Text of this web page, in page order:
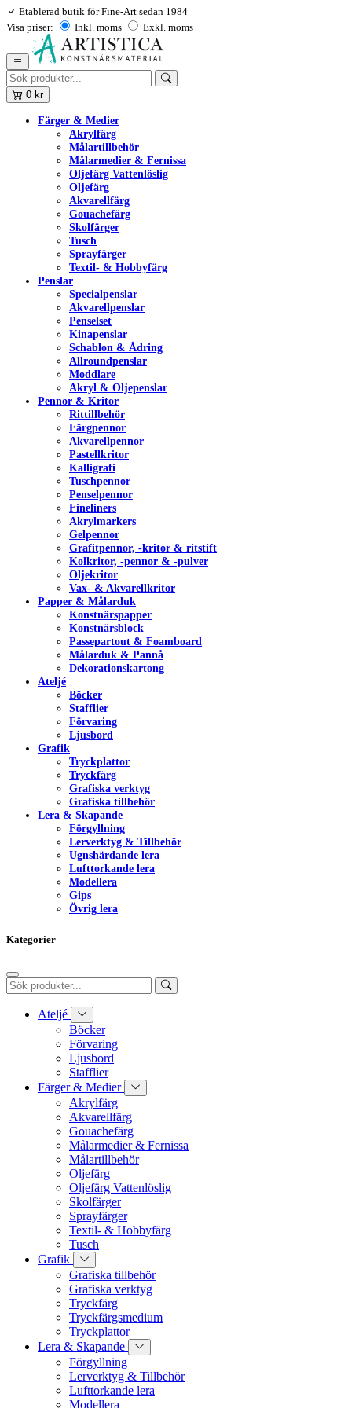
Etablerad butik för Fine-Art sedan 1984
Visa priser:
Inkl. moms Exkl. moms
0 kr
Färger & Medier
Akrylfärg
Målartillbehör
Målarmedier & Fernissa
Oljefärg Vattenlöslig
Oljefärg
Akvarellfärg
Gouachefärg
Skolfärger
Tusch
Sprayfärger
Textil- & Hobbyfärg
Penslar
Specialpenslar
Akvarellpenslar
Penselset
Kinapenslar
Schablon & Ådring
Allroundpenslar
Moddlare
Akryl & Oljepenslar
Pennor & Kritor
Rittillbehör
Färgpennor
Akvarellpennor
Pastellkritor
Kalligrafi
Tuschpennor
Penselpennor
Fineliners
Akrylmarkers
Gelpennor
Grafitpennor, -kritor & ritstift
Kolkritor, -pennor & -pulver
Oljekritor
Vax- & Akvarellkritor
Papper & Målarduk
Konstnärspapper
Konstnärsblock
Passepartout & Foamboard
Målarduk & Pannå
Dekorationskartong
Ateljé
Böcker
Stafflier
Förvaring
Ljusbord
Grafik
Tryckplattor
Tryckfärg
Grafiska verktyg
Grafiska tillbehör
Lera & Skapande
Förgyllning
Lerverktyg & Tillbehör
Ugnshärdande lera
Lufttorkande lera
Modellera
Gips
Övrig lera
Kategorier
Ateljé
Böcker
Förvaring
Ljusbord
Stafflier
Färger & Medier
Akrylfärg
Akvarellfärg
Gouachefärg
Målarmedier & Fernissa
Målartillbehör
Oljefärg
Oljefärg Vattenlöslig
Skolfärger
Sprayfärger
Textil- & Hobbyfärg
Tusch
Grafik
Grafiska tillbehör
Grafiska verktyg
Tryckfärg
Tryckfärgsmedium
Tryckplattor
Lera & Skapande
Förgyllning
Lerverktyg & Tillbehör
Lufttorkande lera
Modellera